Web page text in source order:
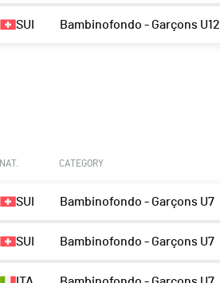
SUI Bambinofondo - Garçons U12
NAT. CATEGORY
SUI Bambinofondo - Garçons U7
SUI Bambinofondo - Garçons U7